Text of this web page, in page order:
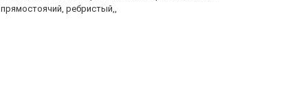
прямостоячий, ребристый,,